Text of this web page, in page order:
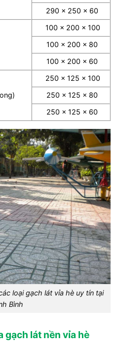
290 x 250 x 60
100 x 200 x 100
100 x 200 x 80
100 x 200 x 60
250 x 125 x 100
250 x 125 x 80
250 x 125 x 60
loại gạch lát vỉa hè uy tín tại
Bình
lát nền vỉa hè